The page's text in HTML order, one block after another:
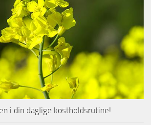
i din daglige kostholdsrutine!